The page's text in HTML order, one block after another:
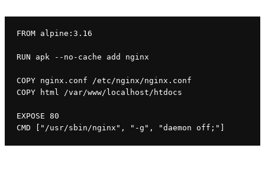
FROM alpine:3.16
RUN apk --no-cache add nginx
COPY nginx.conf /etc/nginx/nginx.conf
COPY html /var/www/localhost/htdocs
EXPOSE 80
CMD ["/usr/sbin/nginx", "-g", "daemon off;"]